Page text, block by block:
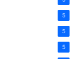
5
5
5